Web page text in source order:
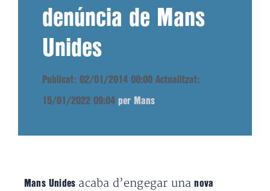
denúncia de Mans
Unides
Publicat: 02/01/2014 00:00 Actualitzat:
15/01/2022 09:04 per Mans
Mans Unides acaba d’engegar unanova